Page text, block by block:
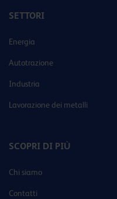
SETTORI
Energia
Autotrazione
Industria
Lavorazione dei metalli
SCOPRI DI PIÙ
Chi siamo
Contatti